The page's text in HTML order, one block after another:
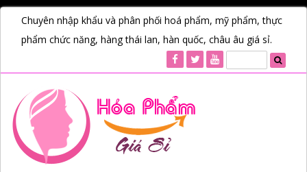
Chuyên nhập khẩu và phân phối hoá phẩm, mỹ phẩm, thực
phẩm chức năng, hàng thái lan, hàn quốc, châu âu giá sỉ.